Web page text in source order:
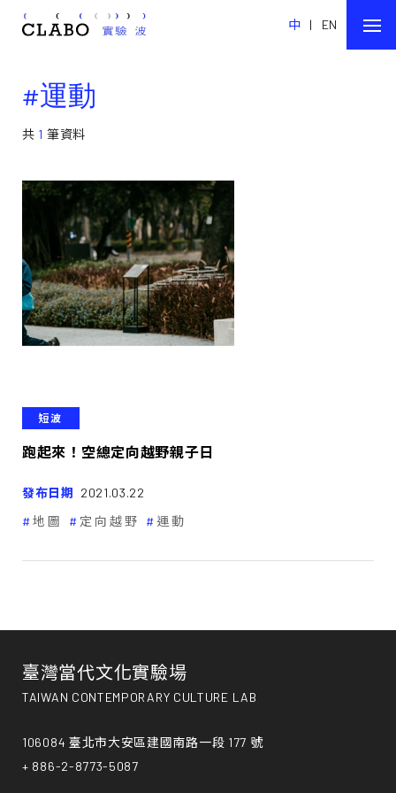
中 | EN
#運動
共 1 筆資料
短波
跑起來！空總定向越野親子日
發布日期 2021.03.22
地圖
定向越野 運動
臺灣當代文化實驗場
TAIWAN CONTEMPORARY CULTURE LAB
106084 臺北市大安區建國南路一段 177 號
+ 886-2-8773-5087